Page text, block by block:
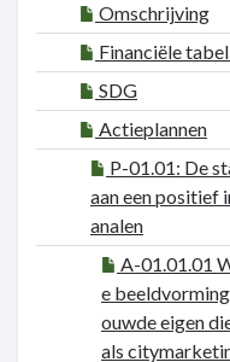
Omschrijving
Financiële
SDG
Actieplannen
P-01.01: De
aan een positief
analen
A-01.01.01
e
ouwde eigen
als